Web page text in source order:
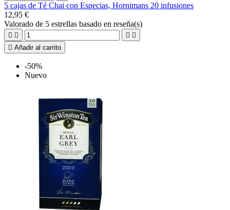
5 cajas de Té Chai con Especias, Hornimans 20 infusiones
12,95 €
Valorado de 5 estrellas basado en reseña(s)
   
 Añadir al carrito
-50%
Nuevo